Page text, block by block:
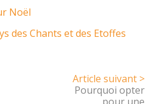
Noël
des Chants et des Etoffes
Article suivant >
Pourquoi opter